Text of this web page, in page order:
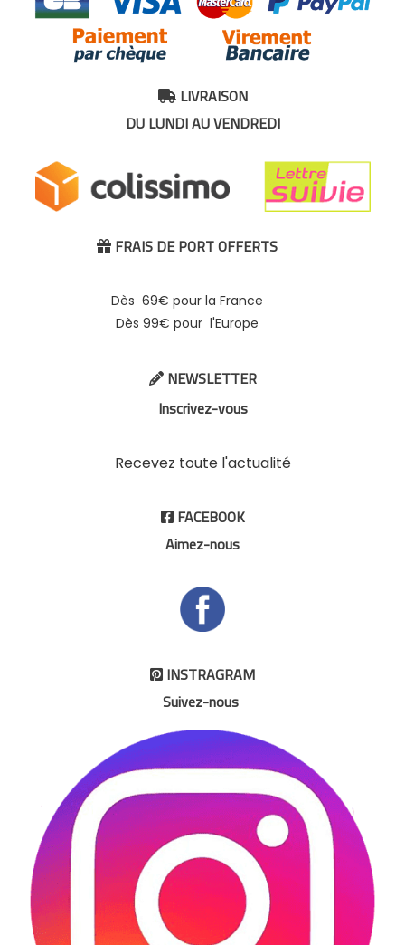
LIVRAISON
DU LUNDI AU VENDREDI
 FRAIS DE PORT OFFERTS
Dès 69€ pour la France
Dès 99€ pour l'Europe
NEWSLETTER
Inscrivez-vous
Recevez toute l'actualité
FACEBOOK
Aimez-nous
 INSTRAGRAM
Suivez-nous